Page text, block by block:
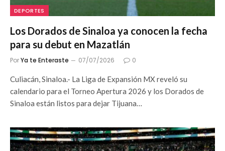
DEPORTES
Los Dorados de Sinaloa ya conocen la fecha
para su debut en Mazatlán
PorYa te Enteraste 07/07/2026 0
Culiacán, Sinaloa.- La Liga de Expansión MX reveló su
calendario para el Torneo Apertura 2026 y los Dorados de
Sinaloa están listos para dejar Tijuana…